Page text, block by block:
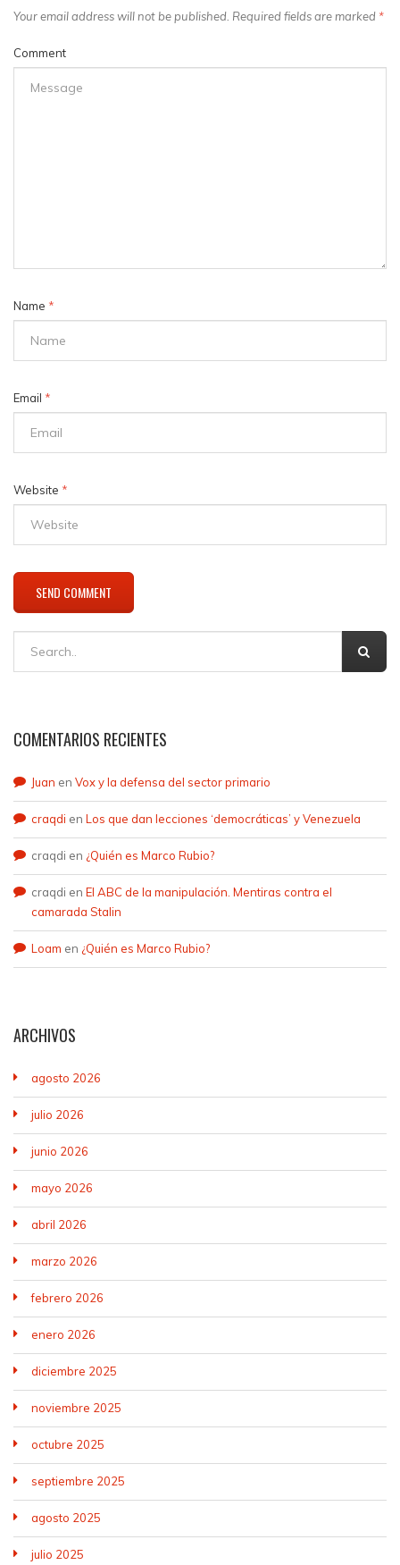
Your email address will not be published. Required fields are marked *
Comment
Name *
Email *
Website *
COMENTARIOS RECIENTES
Juan en Vox y la defensa del sector primario
craqdi en Los que dan lecciones ‘democráticas’ y Venezuela
craqdi en ¿Quién es Marco Rubio?
craqdi en El ABC de la manipulación. Mentiras contra el
camarada Stalin
Loam en ¿Quién es Marco Rubio?
ARCHIVOS
agosto 2026
julio 2026
junio 2026
mayo 2026
abril 2026
marzo 2026
febrero 2026
enero 2026
diciembre 2025
noviembre 2025
octubre 2025
septiembre 2025
agosto 2025
julio 2025